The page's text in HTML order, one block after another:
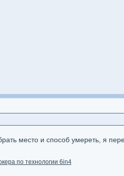
место и способ умереть, я
по технологии 6in4